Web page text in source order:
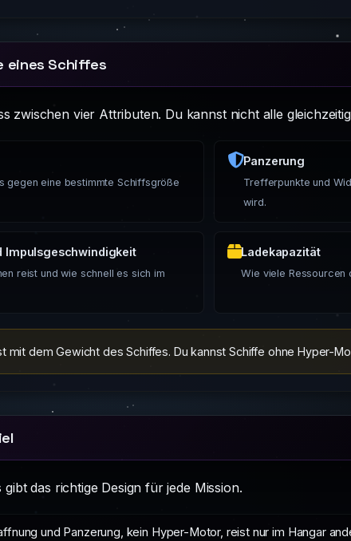
eines Schiffes
zwischen vier Attributen. Du kannst nicht alle
gegen eine bestimmte Schiffsgröße
Panzerung
Trefferpunkte und
wird.
Impulsgeschwindigkeit
reist und wie schnell es sich im
Ladekapazität
Wie viele Ressourcen
mit dem Gewicht des Schiffes. Du kannst Schiffe ohne Hyper-
gibt das richtige Design für jede Mission.
und Panzerung, kein Hyper-Motor, reist nur im Hangar